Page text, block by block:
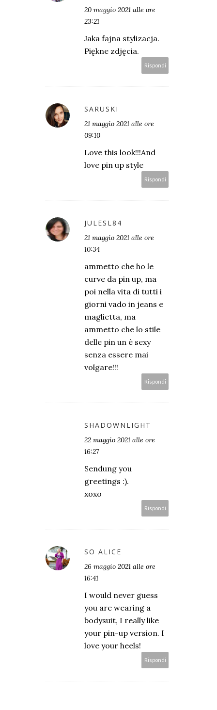
20 maggio 2021 alle ore
23:21
Jaka fajna stylizacja.
Piękne zdjęcia.
Rispondi
SARUSKI
21 maggio 2021 alle ore
09:10
Love this look!!!And
love pin up style
Rispondi
JULESL84
21 maggio 2021 alle ore
10:34
ammetto che ho le
curve da pin up, ma
poi nella vita di tutti i
giorni vado in jeans e
maglietta, ma
ammetto che lo stile
delle pin un è sexy
senza essere mai
volgare!!!
Rispondi
SHADOWNLIGHT
22 maggio 2021 alle ore
16:27
Sendung you
greetings :).
xoxo
Rispondi
SO ALICE
26 maggio 2021 alle ore
16:41
I would never guess
you are wearing a
bodysuit, I really like
your pin-up version. I
love your heels!
Rispondi